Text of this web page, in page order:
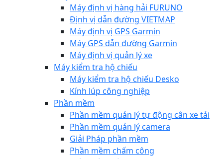
Máy định vị hàng hải FURUNO
Định vị dẫn đường VIETMAP
Máy định vị GPS Garmin
Máy GPS dẫn đường Garmin
Máy định vị quản lý xe
Máy kiểm tra hộ chiếu
Máy kiểm tra hộ chiếu Desko
Kính lúp công nghiệp
Phần mềm
Phần mềm quản lý tự động cân xe tải
Phần mềm quản lý camera
Giải Pháp phần mềm
Phần mềm chấm công